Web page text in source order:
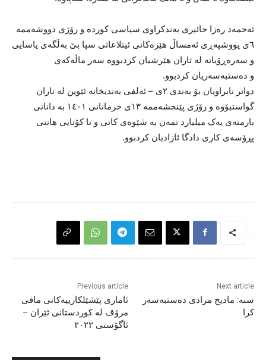
ئەحمەد رەزا حائیری بەندکراوی سیاسی کوردە و رۆژی دووشەممە
٦ی پووشپەڕی ئەمساڵ هێزەکانی ئیتلاعاتی سپا بێ بەڵگەی یاسایی
و سەرەڕۆیانە لە تاران هێرشیان کردبووە سەر ماڵەکەی
و دەستبەسەریان کردبوو.
دواتر نابراویان بۆ بەندی ٢ی – ئەلفی بەندیخانە ئێوین لە تاران
گواستبۆوە و رۆژی پێنجشەممە ١٣ی خرمانانی ١٤٠١ بە دانانی
بارمتەی یەک میلیارد تمەن بە شێوەی کاتی و تا کۆتایی هاتنی
پڕۆسەی کاری دادگا ئازادیان کردبوو.
Previous article
ئاماری پێشێلکارییەکانی مافی
مرۆڤ لە کوردستانی ئێران –
ئاگۆستی ٢٠٢٢
Next article
سنە: مادیح مرادی دەستبەسەر
کرا